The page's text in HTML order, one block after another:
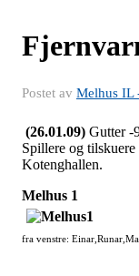
Postet av Melhus IL
(26.01.09) Gutter -
Spillere og
Kotenghallen.
Melhus 1
fra venstre: